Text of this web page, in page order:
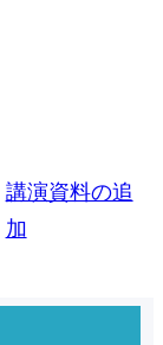
講演資料の追
加